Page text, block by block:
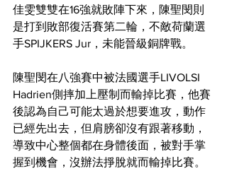
佳雯雙雙在16強就敗陣下來，陳聖閔則
是打到敗部復活賽第二輪，不敵荷蘭選
手SPIJKERS Jur，未能晉級銅牌戰。
陳聖閔在八強賽中被法國選手LIVOLSI
Hadrien側摔加上壓制而輸掉比賽，他賽
後認為自己可能太過於想要進攻，動作
已經先出去，但肩膀卻沒有跟著移動，
導致中心整個都在身體後面，被對手掌
握到機會，沒辦法掙脫就而輸掉比賽。